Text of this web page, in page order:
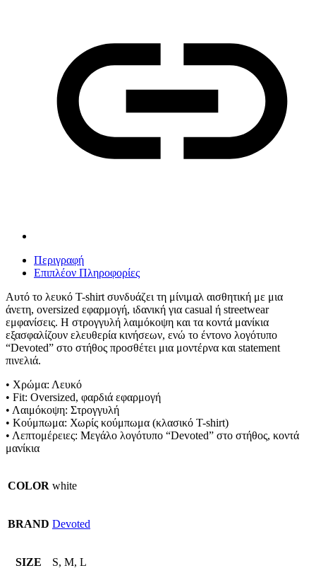
Περιγραφή
Επιπλέον Πληροφορίες
Αυτό το λευκό T-shirt συνδυάζει τη μίνιμαλ αισθητική με μια
άνετη, oversized εφαρμογή, ιδανική για casual ή streetwear
εμφανίσεις. Η στρογγυλή λαιμόκοψη και τα κοντά μανίκια
εξασφαλίζουν ελευθερία κινήσεων, ενώ το έντονο λογότυπο
“Devoted” στο στήθος προσθέτει μια μοντέρνα και statement
πινελιά.
• Χρώμα: Λευκό
• Fit: Oversized, φαρδιά εφαρμογή
• Λαιμόκοψη: Στρογγυλή
• Κούμπωμα: Χωρίς κούμπωμα (κλασικό T-shirt)
• Λεπτομέρειες: Μεγάλο λογότυπο “Devoted” στο στήθος, κοντά
μανίκια
COLOR white
BRAND Devoted
SIZE S, M, L